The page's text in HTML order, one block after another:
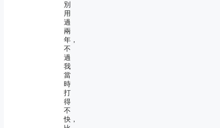
別
用
過
兩
年，
不
過
我
當
時
打
得
不
快，